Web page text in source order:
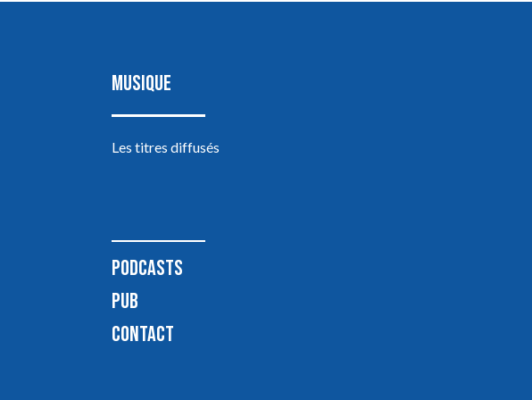
MUSIQUE
Les titres diffusés
PODCASTS
PUB
CONTACT